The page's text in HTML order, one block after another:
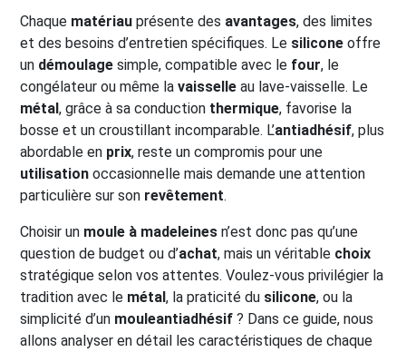
Chaque matériau présente des avantages, des limites
et des besoins d’entretien spécifiques. Le silicone offre
un démoulage simple, compatible avec le four, le
congélateur ou même la vaisselle au lave-vaisselle. Le
métal, grâce à sa conduction thermique, favorise la
bosse et un croustillant incomparable. L’antiadhésif, plus
abordable en prix, reste un compromis pour une
utilisation occasionnelle mais demande une attention
particulière sur son revêtement.
Choisir un moule à madeleines n’est donc pas qu’une
question de budget ou d’achat, mais un véritable choix
stratégique selon vos attentes. Voulez-vous privilégier la
tradition avec le métal, la praticité du silicone, ou la
simplicité d’un mouleantiadhésif ? Dans ce guide, nous
allons analyser en détail les caractéristiques de chaque